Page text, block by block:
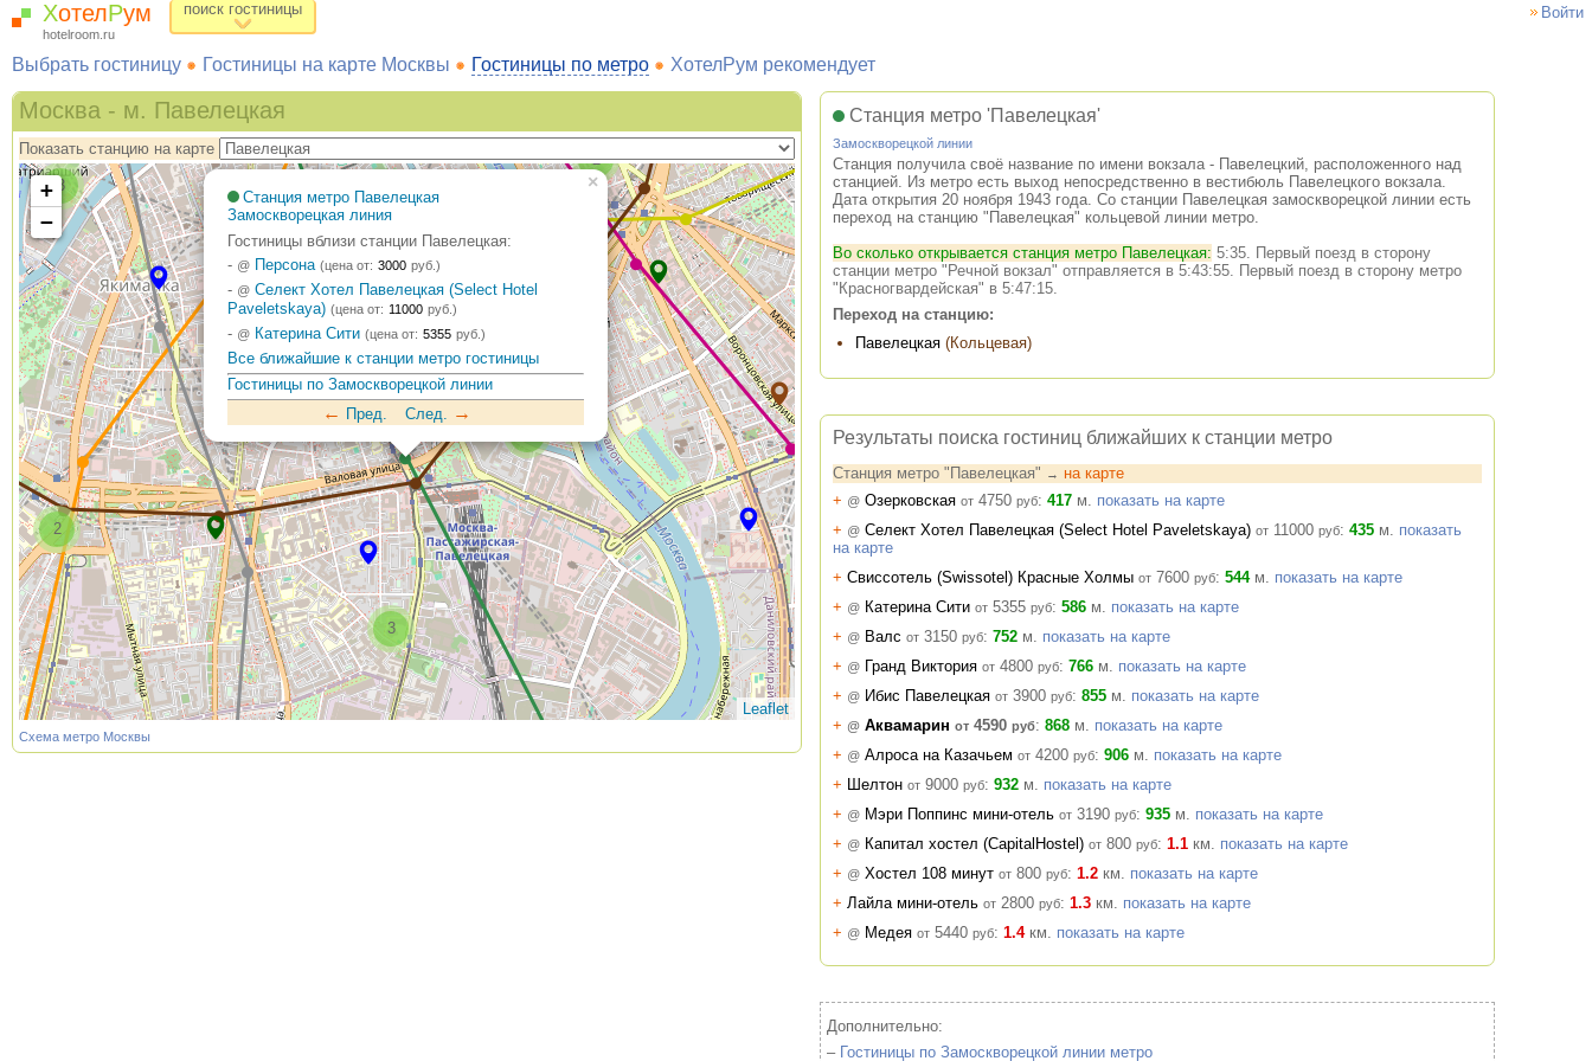
Войти
ХотелРум
hotelroom.ru
поиск гостиницы
Выбрать гостиницу Гостиницы на карте Москвы Гостиницы по метро ХотелРум рекомендует
Москва - м. Павелецкая
Показать станцию на карте
2
3
2
3
Станция метро Павелецкая
Замоскворецкая линия
Гостиницы вблизи станции Павелецкая:
- @ Персона (цена от: 3000 руб.)
- @ Селект Хотел Павелецкая (Select Hotel
Paveletskaya) (цена от: 11000 руб.)
- @ Катерина Сити (цена от: 5355 руб.)
Все ближайшие к станции метро гостиницы
Гостиницы по Замоскворецкой линии
← Пред. След. →
×
+
−
Leaflet
Схема метро Москвы
Станция метро 'Павелецкая'
Замоскворецкой линии
Станция получила своё название по имени вокзала - Павелецкий, расположенного над
станцией. Из метро есть выход непосредственно в вестибюль Павелецкого вокзала.
Дата открытия 20 ноября 1943 года. Со станции Павелецкая замоскворецкой линии есть
переход на станцию "Павелецкая" кольцевой линии метро.
Во сколько открывается станция метро Павелецкая: 5:35. Первый поезд в сторону
станции метро "Речной вокзал" отправляется в 5:43:55. Первый поезд в сторону метро
"Красногвардейская" в 5:47:15.
Переход на станцию:
Павелецкая(Кольцевая)
Результаты поиска гостиниц ближайших к станции метро
Станция метро "Павелецкая" → на карте
+ @ Озерковская от 4750 руб: 417 м. показать на карте
+ @ Селект Хотел Павелецкая (Select Hotel Paveletskaya) от 11000 руб: 435 м. показать
на карте
+ Свиссотель (Swissotel) Красные Холмы от 7600 руб: 544м. показать на карте
+ @ Катерина Сити от 5355 руб: 586 м. показать на карте
+ @ Валс от 3150 руб: 752 м. показать на карте
+ @ Гранд Виктория от 4800 руб: 766 м. показать на карте
+ @ Ибис Павелецкая от 3900 руб: 855 м. показать на карте
+ @ Аквамарин от 4590 руб: 868 м. показать на карте
+ @ Алроса на Казачьем от 4200 руб: 906 м. показать на карте
+ Шелтон от 9000 руб: 932 м. показать на карте
+ @ Мэри Поппинс мини-отель от 3190 руб: 935 м. показать на карте
+ @ Капитал хостел (CapitalHostel) от 800 руб: 1.1 км. показать на карте
+ @ Хостел 108 минут от 800 руб: 1.2 км. показать на карте
+ Лайла мини-отель от 2800 руб: 1.3 км. показать на карте
+ @ Медея от 5440 руб: 1.4км. показать на карте
Дополнительно:
– Гостиницы по Замоскворецкой линии метро